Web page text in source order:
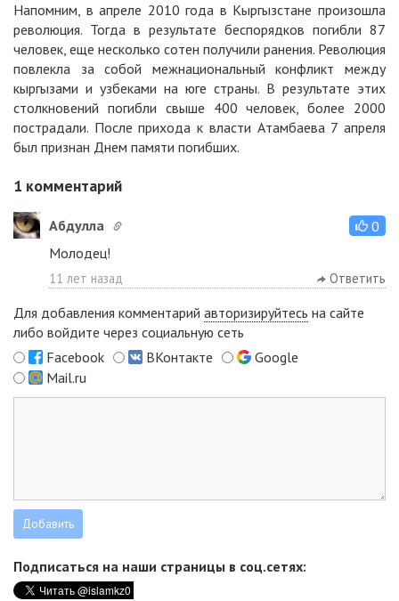
Напомним, в апреле 2010 года в Кыргызстане произошла
революция. Тогда в результате беспорядков погибли 87
человек, еще несколько сотен получили ранения. Революция
повлекла за собой межнациональный конфликт между
кыргызами и узбеками на юге страны. В результате этих
столкновений погибли свыше 400 человек, более 2000
пострадали. После прихода к власти Атамбаева 7 апреля
был признан Днем памяти погибших.
1 комментарий
Абдулла
0
Молодец!
11 лет назад Ответить
Для добавления комментарий авторизируйтесь на сайте
либо войдите через социальную сеть
Facebook
ВКонтакте
Google
Mail.ru
Подписаться на наши страницы в соц.сетях: